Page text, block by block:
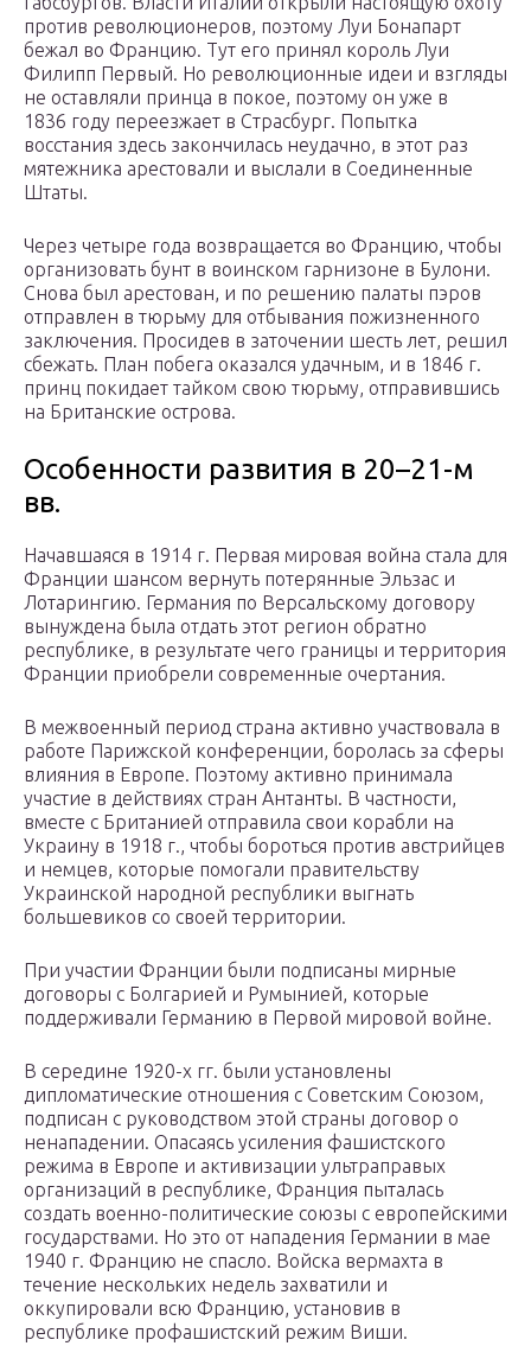
против революционеров, поэтому Луи Бонапарт
бежал во Францию. Тут его принял король Луи
Филипп Первый. Но революционные идеи и взгляды
не оставляли принца в покое, поэтому он уже в
1836 году переезжает в Страсбург. Попытка
восстания здесь закончилась неудачно, в этот раз
мятежника арестовали и выслали в Соединенные
Штаты.
Через четыре года возвращается во Францию, чтобы
организовать бунт в воинском гарнизоне в Булони.
Снова был арестован, и по решению палаты пэров
отправлен в тюрьму для отбывания пожизненного
заключения. Просидев в заточении шесть лет, решил
сбежать. План побега оказался удачным, и в 1846 г.
принц покидает тайком свою тюрьму, отправившись
на Британские острова.
Особенности развития в 20–21-м
вв.
Начавшаяся в 1914 г. Первая мировая война стала для
Франции шансом вернуть потерянные Эльзас и
Лотарингию. Германия по Версальскому договору
вынуждена была отдать этот регион обратно
республике, в результате чего границы и территория
Франции приобрели современные очертания.
В межвоенный период страна активно участвовала в
работе Парижской конференции, боролась за сферы
влияния в Европе. Поэтому активно принимала
участие в действиях стран Антанты. В частности,
вместе с Британией отправила свои корабли на
Украину в 1918 г., чтобы бороться против австрийцев
и немцев, которые помогали правительству
Украинской народной республики выгнать
большевиков со своей территории.
При участии Франции были подписаны мирные
договоры с Болгарией и Румынией, которые
поддерживали Германию в Первой мировой войне.
В середине 1920-х гг. были установлены
дипломатические отношения с Советским Союзом,
подписан с руководством этой страны договор о
ненападении. Опасаясь усиления фашистского
режима в Европе и активизации ультраправых
организаций в республике, Франция пыталась
создать военно-политические союзы с европейскими
государствами. Но это от нападения Германии в мае
1940 г. Францию не спасло. Войска вермахта в
течение нескольких недель захватили и
оккупировали всю Францию, установив в
республике профашистский режим Виши.